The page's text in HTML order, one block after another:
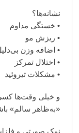
نشانه‌ها؟
• خستگی مداوم
• ریزش مو
• اضافه وزن
• اختلال تمرکز
• مشکلات تیروئید
و خیلی وقت‌ها
«به‌ظاهر سالم»
نمک صورتی و